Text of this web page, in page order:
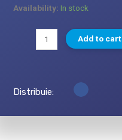
Availability: In stock
Add to cart
Distribuie: